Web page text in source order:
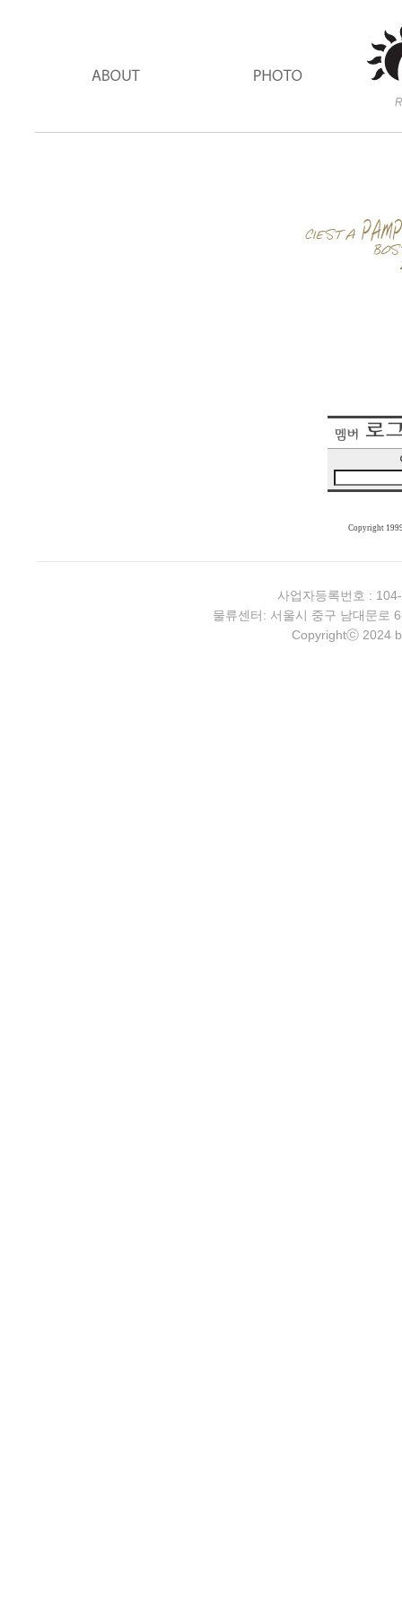
Copyright
사업자등록번호 :
물류센터: 서울시 중구 남대문로
Copyrightⓒ 2024